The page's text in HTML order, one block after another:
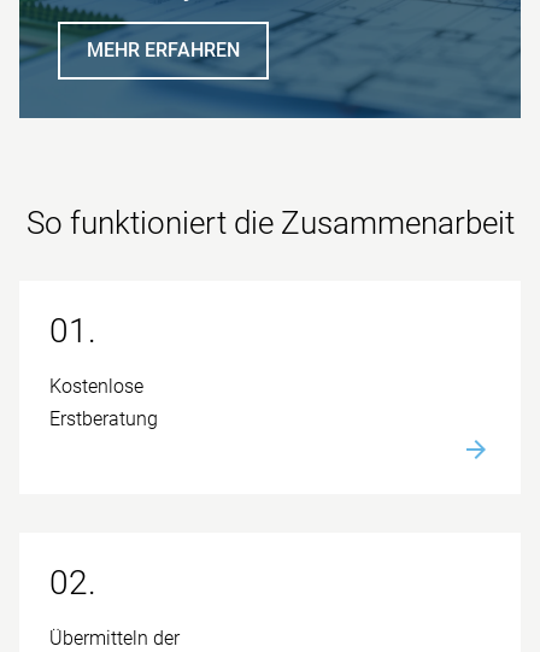
MEHR ERFAHREN
So funktioniert die Zusammen­arbeit
01.
Kostenlose
Erstberatung
02.
Übermitteln der